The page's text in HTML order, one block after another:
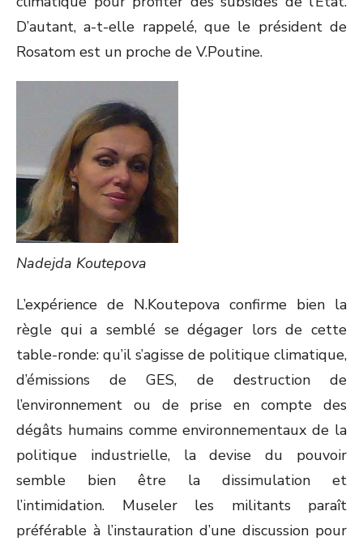
D’autant, a-t-elle rappelé, que le président de
Rosatom est un proche de V.Poutine.
Nadejda Koutepova
L’expérience de N.Koutepova confirme bien la
règle qui a semblé se dégager lors de cette
table-ronde: qu’il s’agisse de politique climatique,
d’émissions de GES, de destruction de
l’environnement ou de prise en compte des
dégâts humains comme environnementaux de la
politique industrielle, la devise du pouvoir
semble bien être la dissimulation et
l’intimidation. Museler les militants paraît
préférable à l’instauration d’une discussion pour